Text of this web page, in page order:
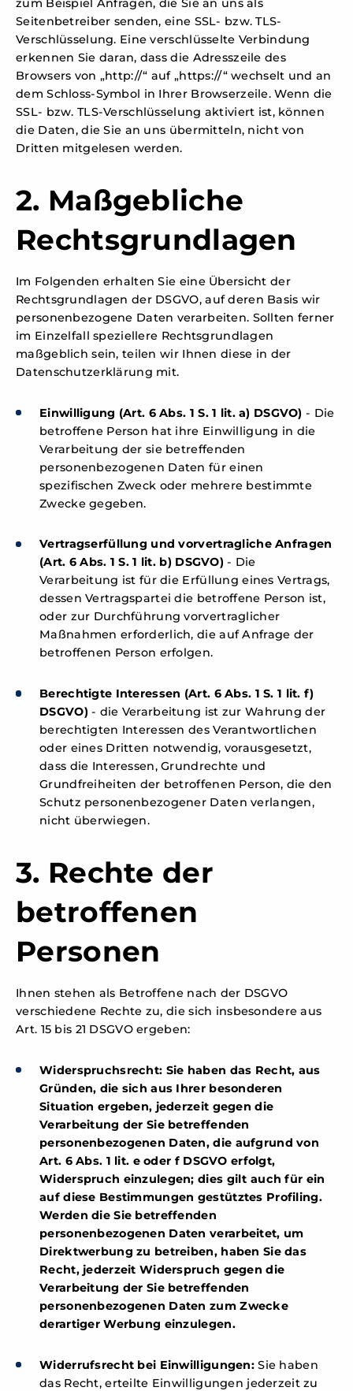
zum Beispiel Anfragen, die Sie an uns als
Seitenbetreiber senden, eine SSL- bzw. TLS-
Verschlüsselung. Eine verschlüsselte Verbindung
erkennen Sie daran, dass die Adresszeile des
Browsers von „http://“ auf „https://“ wechselt und an
dem Schloss-Symbol in Ihrer Browserzeile. Wenn die
SSL- bzw. TLS-Verschlüsselung aktiviert ist, können
die Daten, die Sie an uns übermitteln, nicht von
Dritten mitgelesen werden.
2. Maßgebliche
Rechtsgrundlagen
Im Folgenden erhalten Sie eine Übersicht der
Rechtsgrundlagen der DSGVO, auf deren Basis wir
personenbezogene Daten verarbeiten. Sollten ferner
im Einzelfall speziellere Rechtsgrundlagen
maßgeblich sein, teilen wir Ihnen diese in der
Datenschutzerklärung mit.
Einwilligung (Art. 6 Abs. 1 S. 1 lit. a) DSGVO) - Die
betroffene Person hat ihre Einwilligung in die
Verarbeitung der sie betreffenden
personenbezogenen Daten für einen
spezifischen Zweck oder mehrere bestimmte
Zwecke gegeben.
Vertragserfüllung und vorvertragliche Anfragen
(Art. 6 Abs. 1 S. 1 lit. b) DSGVO) - Die
Verarbeitung ist für die Erfüllung eines Vertrags,
dessen Vertragspartei die betroffene Person ist,
oder zur Durchführung vorvertraglicher
Maßnahmen erforderlich, die auf Anfrage der
betroffenen Person erfolgen.
Berechtigte Interessen (Art. 6 Abs. 1 S. 1 lit. f)
DSGVO) - die Verarbeitung ist zur Wahrung der
berechtigten Interessen des Verantwortlichen
oder eines Dritten notwendig, vorausgesetzt,
dass die Interessen, Grundrechte und
Grundfreiheiten der betroffenen Person, die den
Schutz personenbezogener Daten verlangen,
nicht überwiegen.
3. Rechte der
betroffenen
Personen
Ihnen stehen als Betroffene nach der DSGVO
verschiedene Rechte zu, die sich insbesondere aus
Art. 15 bis 21 DSGVO ergeben:
Widerspruchsrecht: Sie haben das Recht, aus
Gründen, die sich aus Ihrer besonderen
Situation ergeben, jederzeit gegen die
Verarbeitung der Sie betreffenden
personenbezogenen Daten, die aufgrund von
Art. 6 Abs. 1 lit. e oder f DSGVO erfolgt,
Widerspruch einzulegen; dies gilt auch für ein
auf diese Bestimmungen gestütztes Profiling.
Werden die Sie betreffenden
personenbezogenen Daten verarbeitet, um
Direktwerbung zu betreiben, haben Sie das
Recht, jederzeit Widerspruch gegen die
Verarbeitung der Sie betreffenden
personenbezogenen Daten zum Zwecke
derartiger Werbung einzulegen.
Widerrufsrecht bei Einwilligungen:Sie haben
das Recht, erteilte Einwilligungen jederzeit zu